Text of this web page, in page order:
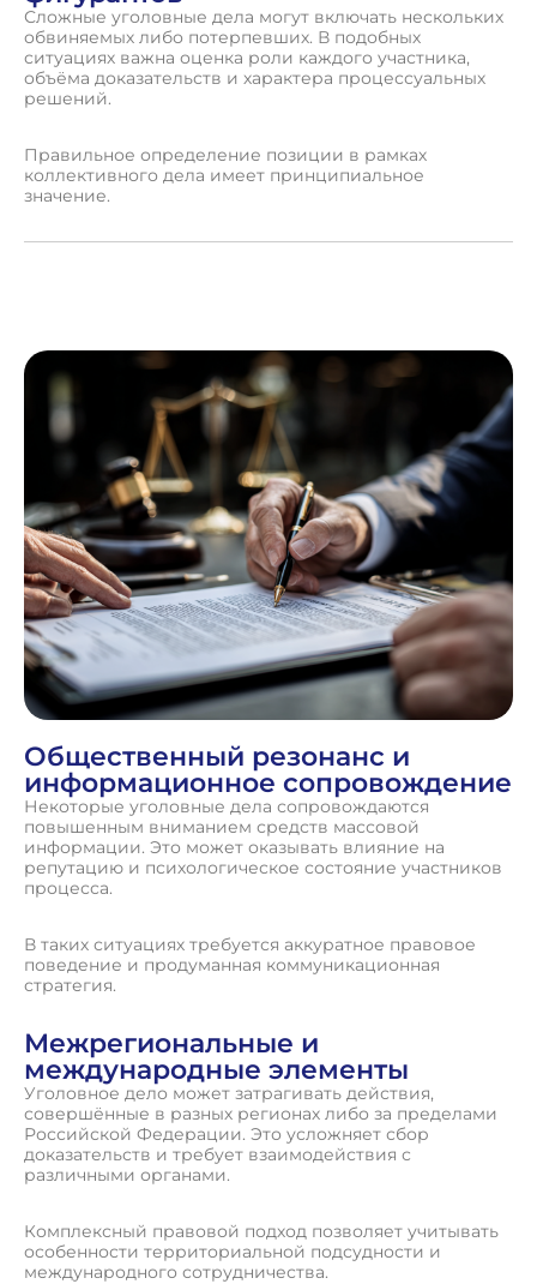
Сложные уголовные дела могут включать нескольких
обвиняемых либо потерпевших. В подобных
ситуациях важна оценка роли каждого участника,
объёма доказательств и характера процессуальных
решений.
Правильное определение позиции в рамках
коллективного дела имеет принципиальное
значение.
Общественный резонанс и
информационное сопровождение
Некоторые уголовные дела сопровождаются
повышенным вниманием средств массовой
информации. Это может оказывать влияние на
репутацию и психологическое состояние участников
процесса.
В таких ситуациях требуется аккуратное правовое
поведение и продуманная коммуникационная
стратегия.
Межрегиональные и
международные элементы
Уголовное дело может затрагивать действия,
совершённые в разных регионах либо за пределами
Российской Федерации. Это усложняет сбор
доказательств и требует взаимодействия с
различными органами.
Комплексный правовой подход позволяет учитывать
особенности территориальной подсудности и
международного сотрудничества.